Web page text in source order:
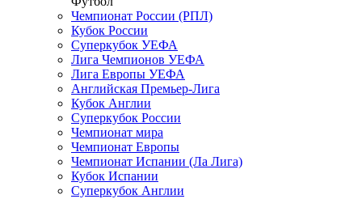
Чемпионат России (РПЛ)
Кубок России
Суперкубок УЕФА
Лига Чемпионов УЕФА
Лига Европы УЕФА
Английская Премьер-Лига
Кубок Англии
Суперкубок России
Чемпионат мира
Чемпионат Европы
Чемпионат Испании (Ла Лига)
Кубок Испании
Суперкубок Англии